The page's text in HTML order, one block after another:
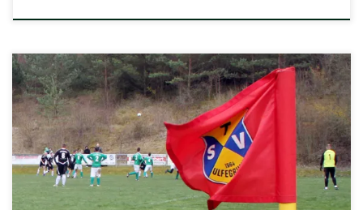
Das Top-Spiel der Kreisoberliga steigt am Freitag in Ulfen:
Freitag, 10. April 2026 18.00 Uhr in UlfenSenioren: H/N/U – FC
Großalmerode 1:2 (1:0)Tor für H/N/U: Bjarne Pankow
Samstag, 11. April 2026 13.00 Uhr in UlfenSenioren: H/N/U III –
SG Abterode/Eltmannshausen II 0:4 (0:1) 16.00 Uhr in
Hessisch LichtenauA-Jugend: Lichtenauer FV […]